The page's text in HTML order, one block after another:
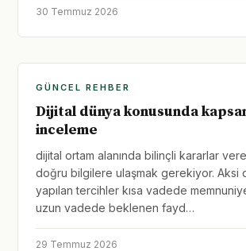
30 Temmuz 2026
GÜNCEL REHBER
Dijital dünya konusunda
inceleme
dijital ortam alanında bilinçli kararlar
doğru bilgilere ulaşmak gerekiyor. Aksi
yapılan tercihler kısa vadede
uzun vadede beklenen fayd…
29 Temmuz 2026